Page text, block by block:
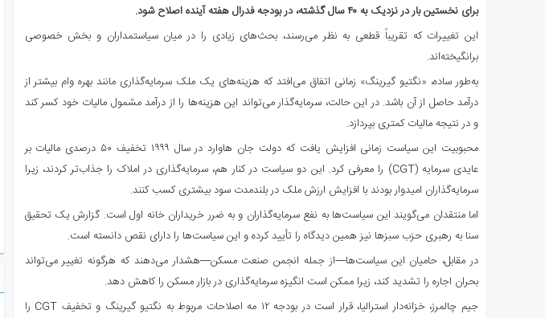
برای نخستین بار در نزدیک به ۴۰ سال گذشته، در بودجه فدرال هفته آینده اصلاح شود.
این تغییرات که تقریباً قطعی به نظر می‌رسند، بحث‌های زیادی را در میان سیاستمداران و بخش خصوصی
برانگیخته‌اند.
به‌طور ساده، «نگتیو گیرینگ» زمانی اتفاق می‌افتد که هزینه‌های یک ملک سرمایه‌گذاری مانند بهره وام بیشتر از
درآمد حاصل از آن باشد. در این حالت، سرمایه‌گذار می‌تواند این هزینه‌ها را از درآمد مشمول مالیات خود کسر کند
و در نتیجه مالیات کمتری بپردازد.
محبوبیت این سیاست زمانی افزایش یافت که دولت جان هاوارد در سال ۱۹۹۹ تخفیف ۵۰ درصدی مالیات بر
عایدی سرمایه (CGT) را معرفی کرد. این دو سیاست در کنار هم، سرمایه‌گذاری در املاک را جذاب‌تر کردند، زیرا
سرمایه‌گذاران امیدوار بودند با افزایش ارزش ملک در بلندمدت سود بیشتری کسب کنند.
اما منتقدان می‌گویند این سیاست‌ها به نفع سرمایه‌گذاران و به ضرر خریداران خانه اول است. گزارش یک تحقیق
سنا به رهبری حزب سبزها نیز همین دیدگاه را تأیید کرده و این سیاست‌ها را دارای نقص دانسته است.
در مقابل، حامیان این سیاست‌ها—از جمله انجمن صنعت مسکن—هشدار می‌دهند که هرگونه تغییر می‌تواند
بحران اجاره را تشدید کند، زیرا ممکن است انگیزه سرمایه‌گذاری در بازار مسکن را کاهش دهد.
جیم چالمرز
، خزانه‌دار استرالیا، قرار است در بودجه ۱۲ مه اصلاحات مربوط به نگتیو گیرینگ و تخفیف CGT را